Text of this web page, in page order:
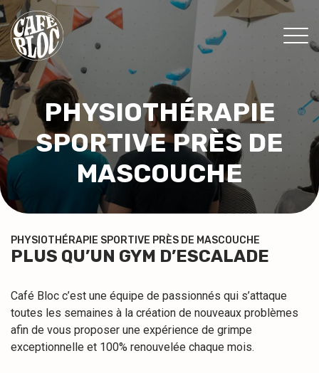
TARIFS
INFOS
ÉVÉNEMENTS & PROMOS
THÉRAPEUTES
CONTACT
CONSENTEMENT
EN
PHYSIOTHÉRAPIE
SPORTIVE PRÈS DE
MASCOUCHE
PHYSIOTHÉRAPIE SPORTIVE PRÈS DE MASCOUCHE
PLUS QU’UN GYM D’ESCALADE
Café Bloc c’est une équipe de passionnés qui s’attaque
toutes les semaines à la création de nouveaux problèmes
afin de vous proposer une expérience de grimpe
exceptionnelle et 100% renouvelée chaque mois.